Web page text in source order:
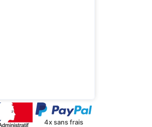
4x sans frais